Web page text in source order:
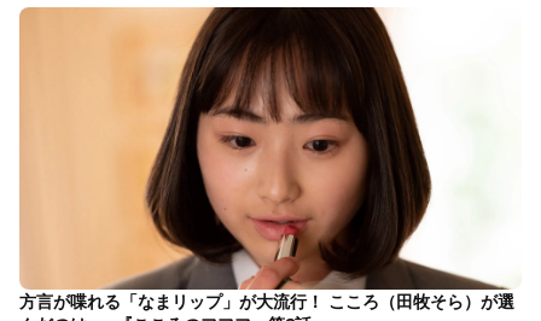
方言が喋れる「なまリップ」が大流行！ こころ（田牧そら）が選